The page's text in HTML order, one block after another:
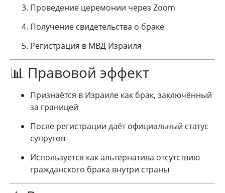
Проведение церемонии через Zoom
Получение свидетельства о браке
Регистрация в МВД Израиля
📊 Правовой эффект
Признаётся в Израиле как брак, заключённый
за границей
После регистрации даёт официальный статус
супругов
Используется как альтернатива отсутствию
гражданского брака внутри страны